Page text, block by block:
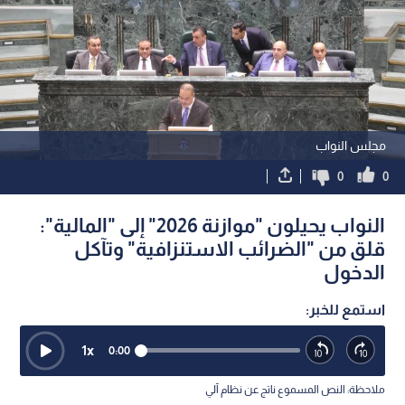
مجلس النواب
0
0
النواب يحيلون "موازنة 2026" إلى "المالية":
قلق من "الضرائب الاستنزافية" وتآكل
الدخول
استمع للخبر:
0:00
1x
ملاحظة: النص المسموع ناتج عن نظام آلي